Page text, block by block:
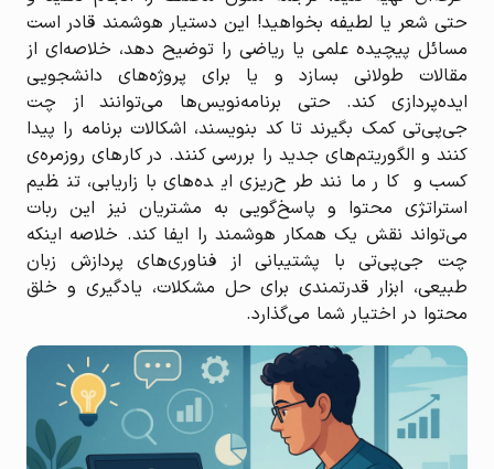
حتی شعر یا لطیفه بخواهید! این دستیار هوشمند قادر است
مسائل پیچیده علمی یا ریاضی را توضیح دهد، خلاصه‌ای از
مقالات طولانی بسازد و یا برای پروژه‌های دانشجویی
ایده‌پردازی کند. حتی برنامه‌نویس‌ها می‌توانند از چت
جی‌پی‌تی کمک بگیرند تا کد بنویسند، اشکالات برنامه را پیدا
کنند و الگوریتم‌های جدید را بررسی کنند. در کارهای روزمره‌ی
کسب و کار مانند طرح‌ریزی ایده‌های بازاریابی، تنظیم
استراتژی محتوا و پاسخ‌گویی به مشتریان نیز این ربات
می‌تواند نقش یک همکار هوشمند را ایفا کند. خلاصه اینکه
چت جی‌پی‌تی با پشتیبانی از فناوری‌های پردازش زبان
طبیعی، ابزار قدرتمندی برای حل مشکلات، یادگیری و خلق
محتوا در اختیار شما می‌گذارد.